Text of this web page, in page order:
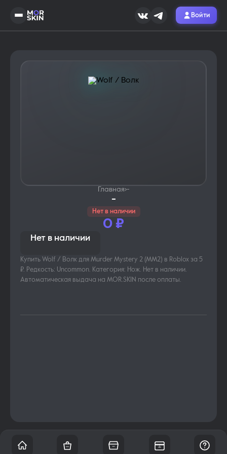
Войти
Главная›-
-
Нет в наличии
0 ₽
Нет в наличии
Купить Wolf / Волк для Murder Mystery 2 (MM2) в Roblox за 5
₽. Редкость: Uncommon. Категория: Нож. Нет в наличии.
Автоматическая выдача на MOR.SKIN после оплаты.